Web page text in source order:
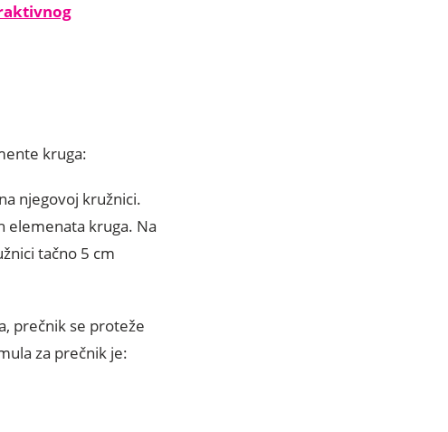
kruga:
njegovoj kružnici.
elemenata kruga. Na
tačno 5 cm
prečnik se proteže
za prečnik je: